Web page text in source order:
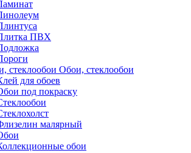
ПВХ
Обои, стеклообои
для обоев
под покраску
малярный
обои